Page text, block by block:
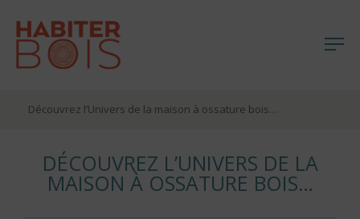
Découvrez l’Univers de la maison à ossature bois…
DÉCOUVREZ L’UNIVERS DE LA
MAISON À OSSATURE BOIS…